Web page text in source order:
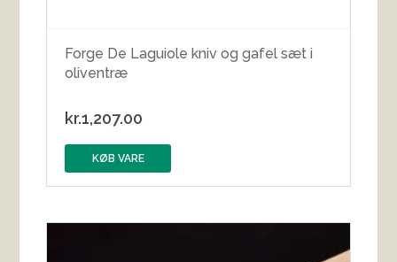
Forge De Laguiole kniv og gafel sæt i
oliventræ
kr.1,207.00
KØB VARE